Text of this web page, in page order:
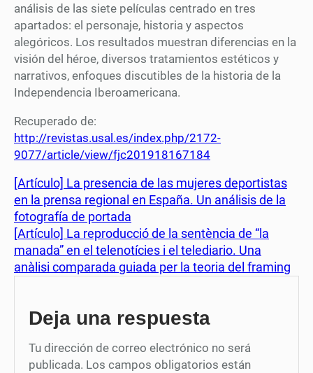
análisis de las siete películas centrado en tres
apartados: el personaje, historia y aspectos
alegóricos. Los resultados muestran diferencias en la
visión del héroe, diversos tratamientos estéticos y
narrativos, enfoques discutibles de la historia de la
Independencia Iberoamericana.
Recuperado de:
http://revistas.usal.es/index.php/2172-
9077/article/view/fjc201918167184
[Artículo] La presencia de las mujeres deportistas
en la prensa regional en España. Un análisis de la
fotografía de portada
[Artículo] La reproducció de la sentència de “la
manada” en el telenotícies i el telediario. Una
anàlisi comparada guiada per la teoria del framing
Deja una respuesta
Tu dirección de correo electrónico no será
publicada. Los campos obligatorios están